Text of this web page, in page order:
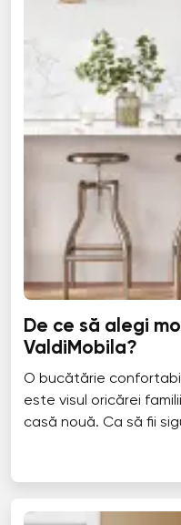
De ce să alegi
ValdiMobila?
O bucătărie
este visul oricărei
casă nouă. Ca să fii